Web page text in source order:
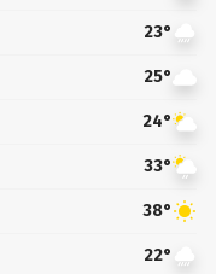
23°
25°
24°
33°
38°
22°